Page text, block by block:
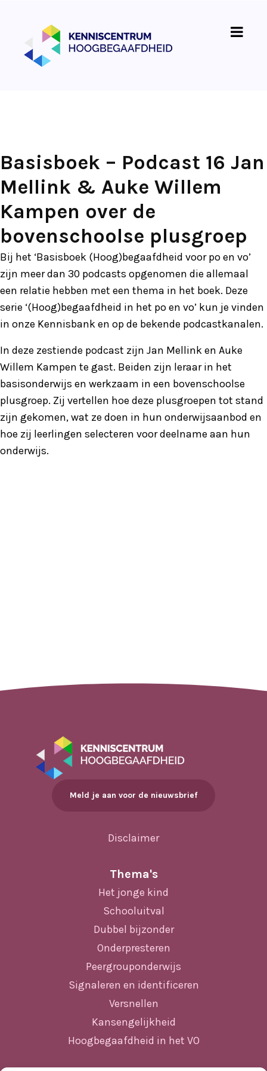
Basisboek – Podcast 16 Jan
Mellink & Auke Willem
Kampen over de
bovenschoolse plusgroep
Bij het ‘Basisboek (Hoog)begaafdheid voor po en vo’
zijn meer dan 30 podcasts opgenomen die allemaal
een relatie hebben met een thema in het boek. Deze
serie ‘(Hoog)begaafdheid in het po en vo’ kun je vinden
in onze Kennisbank en op de bekende podcastkanalen.
In deze zestiende podcast zijn Jan Mellink en Auke
Willem Kampen te gast. Beiden zijn leraar in het
basisonderwijs en werkzaam in een bovenschoolse
plusgroep. Zij vertellen hoe deze plusgroepen tot stand
zijn gekomen, wat ze doen in hun onderwijsaanbod en
hoe zij leerlingen selecteren voor deelname aan hun
onderwijs.
Meld je aan voor de nieuwsbrief
Disclaimer
Thema's
Het jonge kind
Schooluitval
Dubbel bijzonder
Onderpresteren
Peergrouponderwijs
Signaleren en identificeren
Versnellen
Kansengelijkheid
Hoogbegaafdheid in het VO